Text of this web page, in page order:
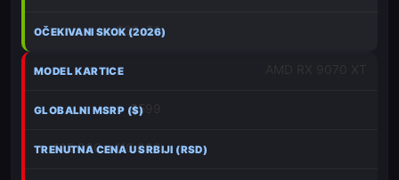
+ $30–50
$599
105.000 – 110.000